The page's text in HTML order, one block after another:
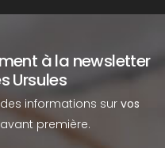
à la newsletter
Ursules
informations sur vos
première.